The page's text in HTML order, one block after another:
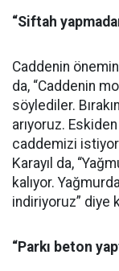
“Siftah
Caddenin
da, “Caddenin
söylediler.
arıyoruz.
caddemizi
Karayıl da,
kalıyor.
indiriyoruz” diye
“Parkı beton